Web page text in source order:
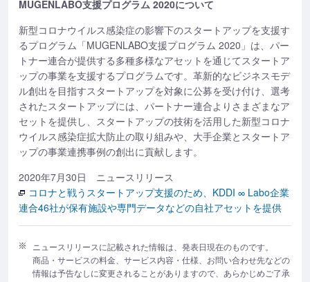
MUGENLABO支援プログラム 2020について
新型コロナウイルス感染症の影響下のスタートアップを支援す
るプログラム「MUGENLABO支援プログラム 2020」は、パー
トナー連合が提供する多種多様なアセットを通じてスタートア
ップの事業を支援するプログラムです。革新的なビジネスモデ
ル創出を目指すスタートアップを対象に公募を受け付け、選考
されたスタートアップには、パートナー連合よりさまざまなア
セットを提供し、スタートアップの技術を活用した新型コロナ
ウイルス感染症拡大防止の取り組みや、大手企業とスタートア
ップの事業連携事例の創出に貢献します。
2020年7月30日 ニュースリリース
コロナと戦うスタートアップ支援のため、KDDI ∞ Labo企業
連合46社が保有施設や専門データなどの自社アセットを提供
ニュースリリースに記載された情報は、発表日現在のものです。
商品・サービスの料金、サービス内容・仕様、お問い合わせ先などの
情報は予告なしに変更されることがありますので、あらかじめご了承